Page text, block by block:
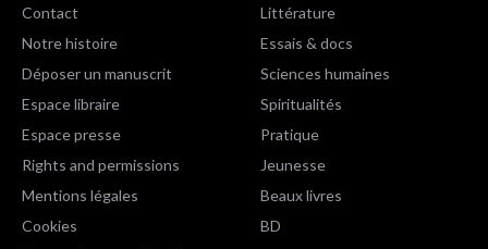
Contact
Notre histoire
Déposer un manuscrit
Espace libraire
Espace presse
Rights and permissions
Mentions légales
Cookies
Littérature
Essais & docs
Sciences humaines
Spiritualités
Pratique
Jeunesse
Beaux livres
BD